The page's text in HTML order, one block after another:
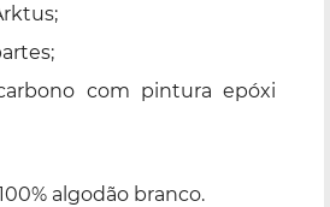
com pintura epóxi
algodão branco.